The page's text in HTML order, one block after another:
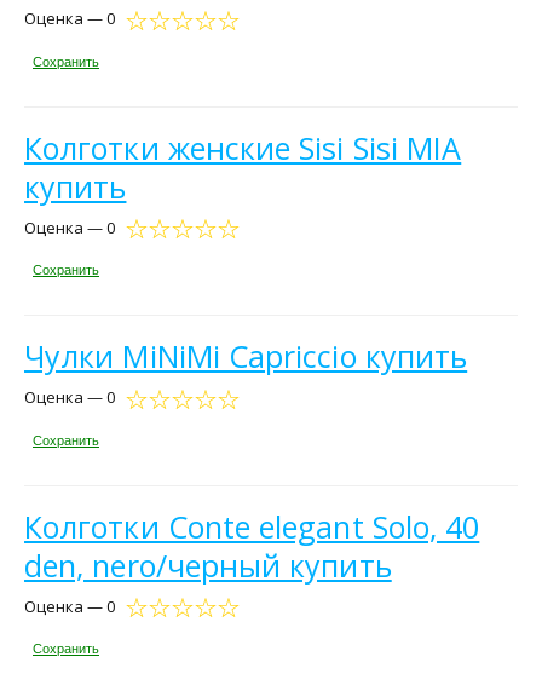
Оценка — 0
Сохранить
Колготки женские Sisi Sisi MIA
купить
Оценка — 0
Сохранить
Чулки MiNiMi Capriccio купить
Оценка — 0
Сохранить
Колготки Conte elegant Solo, 40
den, nero/черный купить
Оценка — 0
Сохранить